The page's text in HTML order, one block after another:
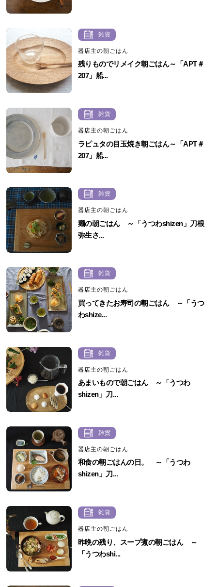
雑貨
器店主の朝ごはん
残りものでリメイク朝ごはん～「APT＃
207」船...
雑貨
器店主の朝ごはん
ラピュタの目玉焼き朝ごはん～「APT＃
207」船...
雑貨
器店主の朝ごはん
麺の朝ごはん ～「うつわshizen」刀根
弥生さ...
雑貨
器店主の朝ごはん
買ってきたお寿司の朝ごはん ～「うつ
わshize...
雑貨
器店主の朝ごはん
あまいもので朝ごはん ～「うつわ
shizen」刀...
雑貨
器店主の朝ごはん
和食の朝ごはんの日。 ～「うつわ
shizen」刀...
雑貨
器店主の朝ごはん
昨晩の残り、スープ煮の朝ごはん ～
「うつわshi...